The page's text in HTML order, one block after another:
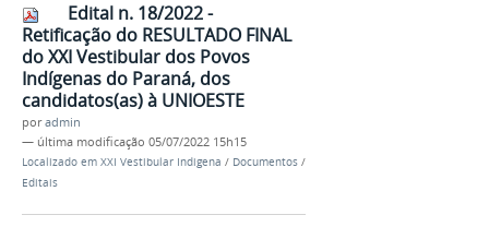
Edital n. 18/2022 -
Retificação do RESULTADO FINAL
do XXI Vestibular dos Povos
Indígenas do Paraná, dos
candidatos(as) à UNIOESTE
poradmin
— última modificação 05/07/2022 15h15
Localizado em XXI Vestibular Indigena / Documentos /
Editais